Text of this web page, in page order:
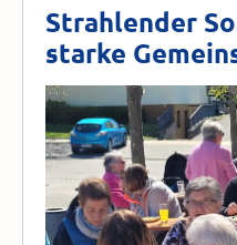
Strahlender
starke
Strahlender
Sonnenschein
und
starke
Gemeinschaft